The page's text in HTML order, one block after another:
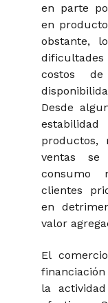
en parte
en
obstante,
costos
Desde
ventas
consumo
clientes
en
valor
El
la